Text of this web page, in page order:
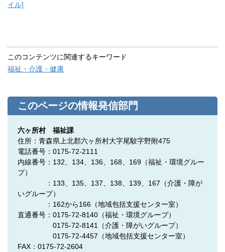
イル]
このコンテンツに関連するキーワード
福祉・介護・健康
このページの情報発信部門
六ヶ所村 福祉課
住所：青森県上北郡六ヶ所村大字尾駮字野附475
電話番号：0175-72-2111
内線番号：132、134、136、168、169（福祉・環境グルー
プ）
：133、135、137、138、139、167（介護・障が
いグループ）
：162から166（地域包括支援センター室）
直通番号：0175-72-8140 （福祉・環境グループ）
0175-72-8141 （介護・障がいグループ）
0175-72-4457 （地域包括支援センター室）
FAX：0175-72-2604